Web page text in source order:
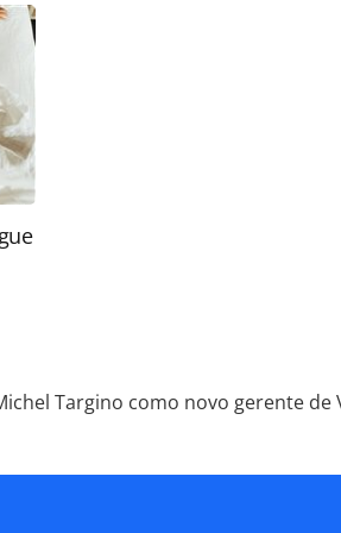
Editora é protegido
o conteúdo sem
Targino como novo gerente de